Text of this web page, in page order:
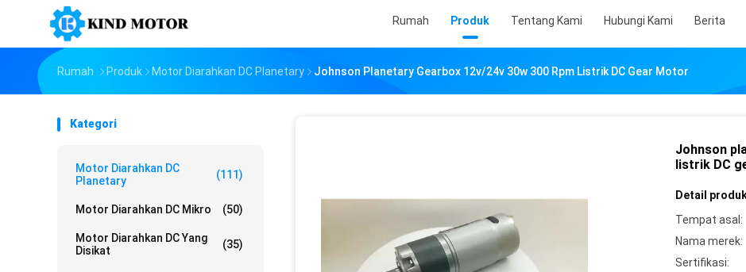
Rumah Produk Tentang Kami Hubungi Kami Berita
Rumah Produk Motor Diarahkan DC Planetary Johnson Planetary Gearbox 12v/24v 30w 300 Rpm Listrik DC Gear Motor
Kategori
Motor Diarahkan DC
Planetary
(111)
Motor Diarahkan DC Mikro (50)
Motor Diarahkan DC Yang
Disikat
(35)
Johnson
listrik DC
Detail
Tempat asal:
Nama merek:
Sertifikasi: